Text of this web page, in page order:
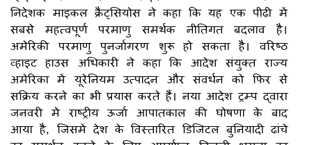
निदेशक माइकल क्रैट्सियोस ने कहा कि यह एक पीढ़ी में
सबसे महत्वपूर्ण परमाणु समर्थक नीतिगत बदलाव है।
अमेरिकी परमाणु पुनर्जागरण शुरू हो सकता है। वरिष्ठ
व्हाइट हाउस अधिकारी ने कहा कि आदेश संयुक्त राज्य
अमेरिका में यूरेनियम उत्पादन और संवर्धन को फिर से
सक्रिय करने का भी प्रयास करते हैं। नया आदेश ट्रम्प द्वारा
जनवरी में राष्ट्रीय ऊर्जा आपातकाल की घोषणा के बाद
आया है, जिसमें देश के विस्तारित डिजिटल बुनियादी ढांचे